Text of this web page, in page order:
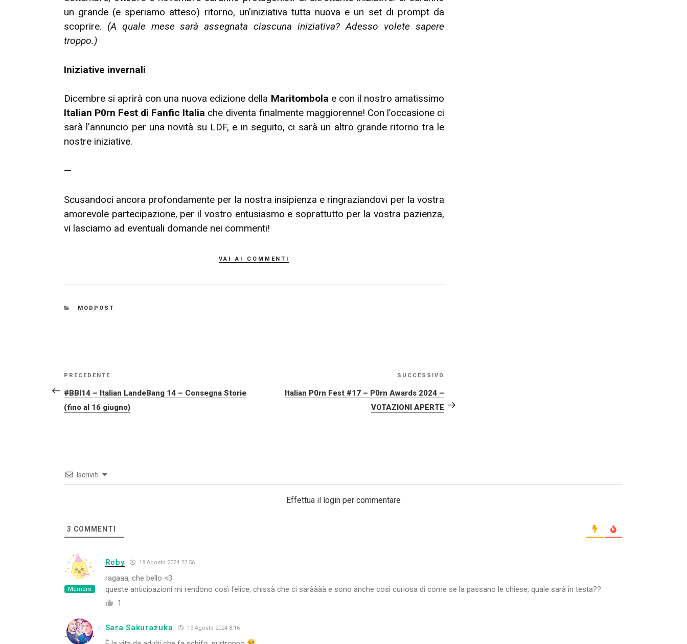
un grande (e speriamo atteso) ritorno, un’iniziativa tutta nuova e un set di prompt da
scoprire. (A quale mese sarà assegnata ciascuna iniziativa? Adesso volete sapere
troppo.)
Iniziative invernali
Dicembre si aprirà con una nuova edizione della Maritombola e con il nostro amatissimo
Italian P0rn Fest di Fanfic Italia che diventa finalmente maggiorenne! Con l’occasione ci
sarà l’annuncio per una novità su LDF, e in seguito, ci sarà un altro grande ritorno tra le
nostre iniziative.
—
Scusandoci ancora profondamente per la nostra insipienza e ringraziandovi per la vostra
amorevole partecipazione, per il vostro entusiasmo e soprattutto per la vostra pazienza,
vi lasciamo ad eventuali domande nei commenti!
vai ai commenti
CATEGORIE
MODPOST
NAVIGAZIONE
ARTICOLI
Articolo
precedente:
PRECEDENTE
#BBI14 – Italian LandeBang 14 – Consegna Storie
(fino al 16 giugno)
successivo
SUCCESSIVO
Italian P0rn Fest #17 – P0rn Awards 2024 –
VOTAZIONI APERTE
Iscriviti
Effettua il login per commentare
3 COMMENTI
Membro
Roby 18 Agosto 2024 22:56
ragaaa, che bello <3
queste anticipazioni mi rendono così felice, chissà che ci saràààà e sono anche così curiosa di come se la passano le chiese, quale sarà in testa??
1
Sara Sakurazuka 19 Agosto 2024 8:16